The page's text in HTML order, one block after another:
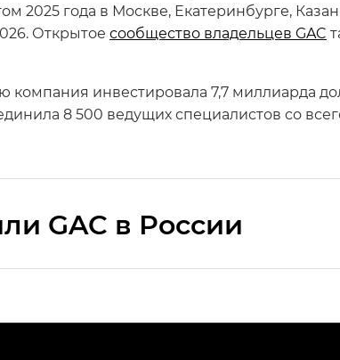
2025 года в Москве, Екатеринбурге,
Открытое сообщество владельцев GAC
компания инвестировала 7,7 миллиарда
8 500 ведущих специалистов со
GAC в России